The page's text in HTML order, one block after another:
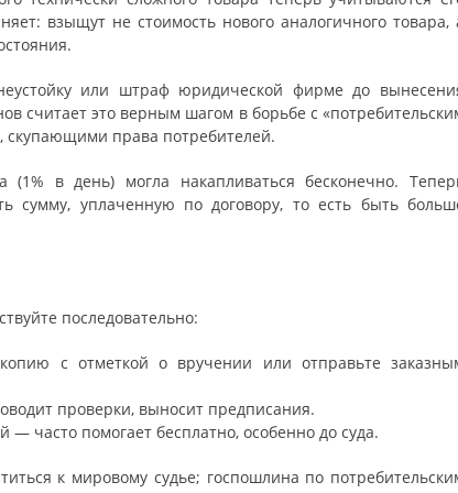
взыщут не стоимость нового аналогичного товара,
или штраф юридической фирме до
считает это верным шагом в борьбе с
права потребителей.
(1% в день) могла накапливаться бесконечно.
сумму, уплаченную по договору, то есть быть
последовательно:
с отметкой о вручении или отправьте
проверки, выносит предписания.
часто помогает бесплатно, особенно до суда.
к мировому судье; госпошлина по